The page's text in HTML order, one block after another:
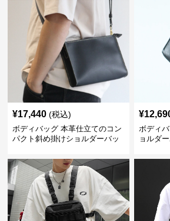
¥17,440 (税込)
ボディバッグ 本革仕立てのコン
パクト斜め掛けショルダーバッ
¥
ボディ
ョルダ